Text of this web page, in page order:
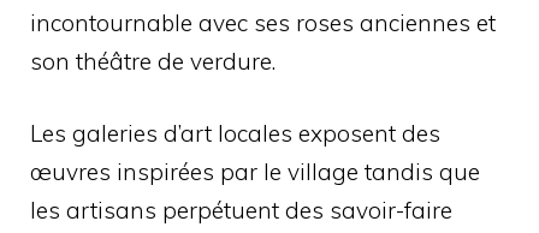
incontournable avec ses roses anciennes et
son théâtre de verdure.
Les galeries d’art locales exposent des
œuvres inspirées par le village tandis que
les artisans perpétuent des savoir-faire